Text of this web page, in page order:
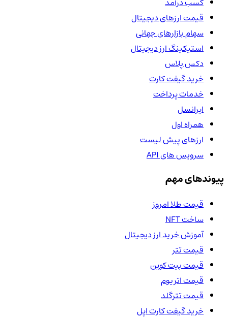
قیمت ارزهای دیجیتال
سهام بازارهای جهانی
استیکینگ ارز دیجیتال
دکس پلاس
خرید گیفت کارت
خدمات پرداخت
ایرانسل
همراه اول
ارزهای پیش لیست
سرویس های API
پیوندهای مهم
قیمت طلا امروز
ساخت NFT
آموزش خرید ارز دیجیتال
قیمت تتر
قیمت بیت کوین
قیمت اتریوم
قیمت تترگلد
خرید گیفت کارت اپل